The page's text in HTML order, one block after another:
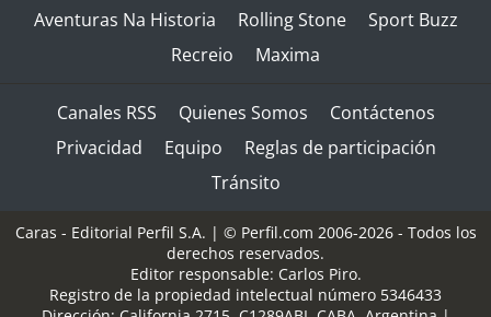
Aventuras Na Historia
Rolling Stone
Sport Buzz
Recreio
Maxima
Canales RSS Quienes Somos
Contáctenos
Privacidad
Equipo
Reglas de participación
Tránsito
Caras - Editorial Perfil S.A. | © Perfil.com 2006-2026 - Todos los
derechos reservados.
Editor responsable: Carlos Piro.
Registro de la propiedad intelectual número 5346433